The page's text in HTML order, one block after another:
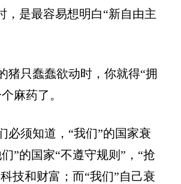
，是最容易想明白“新自由主
猪只蠢蠢欲动时，你就得“拥
麻药了。
必须知道，“我们”的国家衰
”的国家“不遵守规则”，“抢
技和财富；而“我们”自己衰